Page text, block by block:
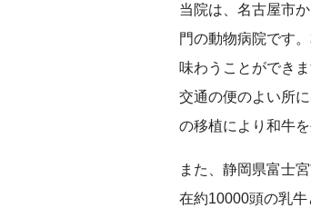
当院は、名古屋市
門の動物病院です
味わうことができ
交通の便のよい所
の移植により和牛
また、静岡県富士
在約10000頭の乳牛